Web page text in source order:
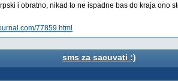
i obratno, nikad to ne ispadne bas do kraja ono
77859.html
sms za sacuvati :)